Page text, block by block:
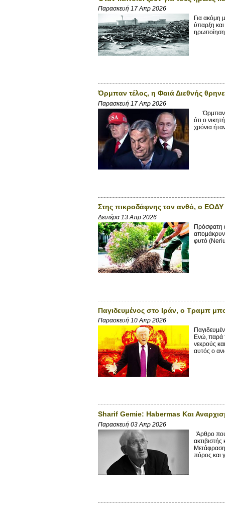
Παρασκευή 17 Απρ 2026
Για ακόμη
ύπαρξη
ηρωποίηση
Όρμπαν τέλος, η Φαιά Διεθνής
Παρασκευή 17 Απρ 2026
Όρμπαν
ότι ο
χρόνια
Στης πικροδάφνης τον ανθό, ο
Δευτέρα 13 Απρ 2026
Πρόσφατη
φυτό
Παγιδευμένος στο Ιράν, ο Τραμπ
Παρασκευή 10 Απρ 2026
Ενώ, παρά
νεκρούς
αυτός ο
Sharif Gemie: Habermas Και
Παρασκευή 03 Απρ 2026
Άρθρο
πόρος και